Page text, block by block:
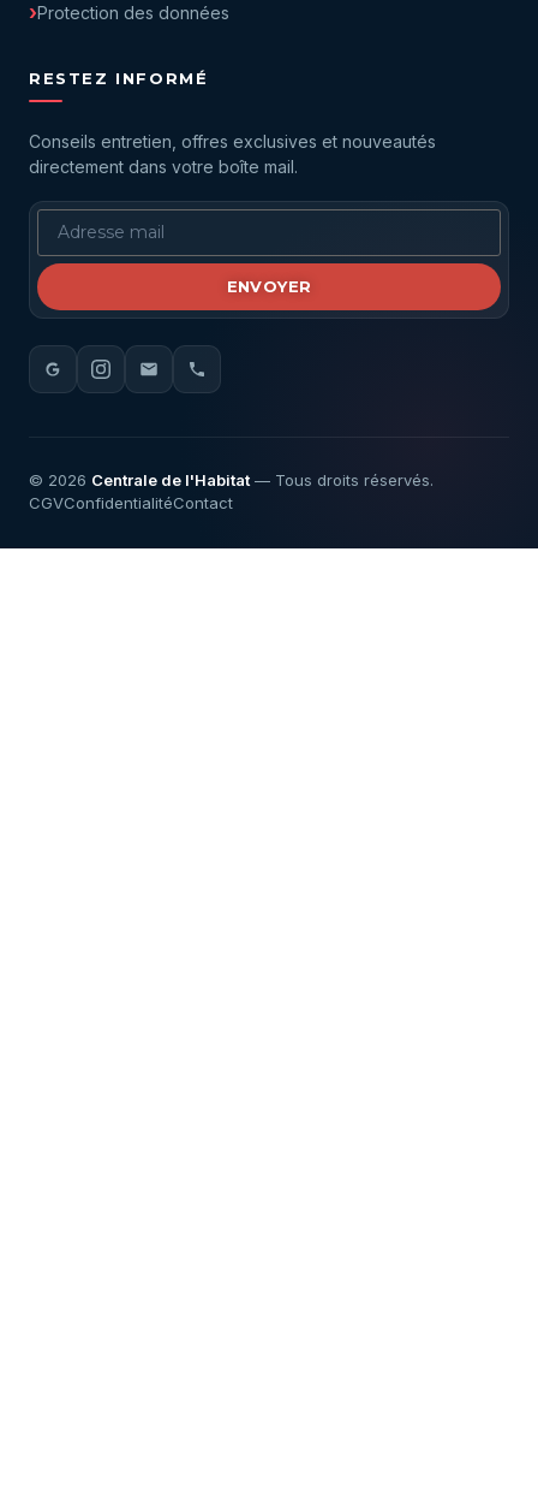
Protection des données
RESTEZ INFORMÉ
Conseils entretien, offres exclusives et nouveautés
directement dans votre boîte mail.
ENVOYER
© 2026 Centrale de l'Habitat— Tous droits réservés.
CGVConfidentialitéContact